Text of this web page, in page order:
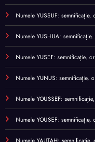
Numele YUSSUF:
Numele YUSHUA:
Numele YUSEF: semnificație,
Numele YUNUS: semnificație,
Numele YOUSSEF:
Numele YOUSEF: